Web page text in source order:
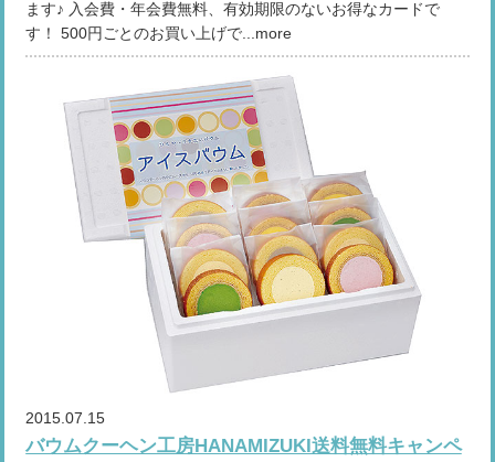
ます♪ 入会費・年会費無料、有効期限のないお得なカードで
す！ 500円ごとのお買い上げで...more
2015.07.15
バウムクーヘン工房HANAMIZUKI送料無料キャンペ